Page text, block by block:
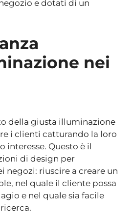
e dotati di un
nei
della giusta illuminazione
i clienti catturando la loro
interesse. Questo è il
di design per
negozi: riuscire a creare un
nel quale il cliente possa
e nel quale sia facile